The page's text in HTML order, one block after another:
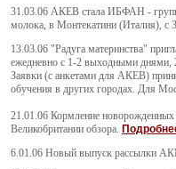
31.03.06 АКЕВ стала ИБФАН -
молока, в Монтекатини (Италия), с
13.03.06 "Радуга материнства"
ежедневно с 1-2 выходными днями,
Заявки (с анкетами для АКЕВ)
обучения в других городах. Для
21.01.06 Кормление новорожденных
Великобритании обзора.
6.01.06 Новый выпуск рассылки